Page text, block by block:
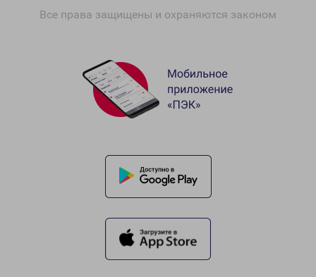
Все права защищены и охраняются законом